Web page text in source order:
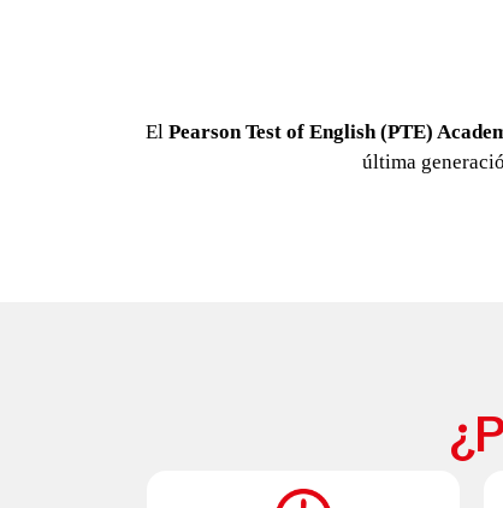
El Pearson Test of English (PTE)
última